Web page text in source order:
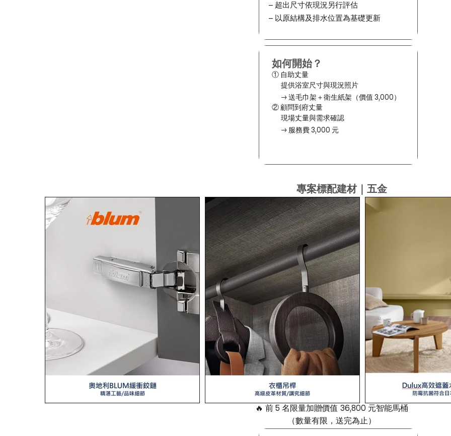
– 超出尺寸依現況另行評估
– 以原結構及排水位置為基礎更新
如何開始？
① 自助丈量
提供浴室尺寸與現況照片
→ 送毛巾架＋衛生紙架（價值 3,000）
② 顧問到府丈量
現場丈量與需求確認
→ 服務費 3,000 元
專案標配建材｜五金
🔥 前 5 名限量加贈價值 36,800 元智能馬桶
（數量有限，送完為止）